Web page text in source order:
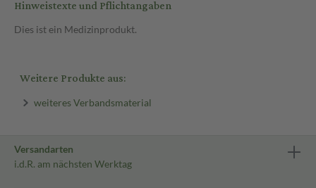
Hinweistexte und Pflichtangaben
Dies ist ein Medizinprodukt.
Weitere Produkte aus:
weiteres Verbandsmaterial
Versandarten
i.d.R. am nächsten Werktag